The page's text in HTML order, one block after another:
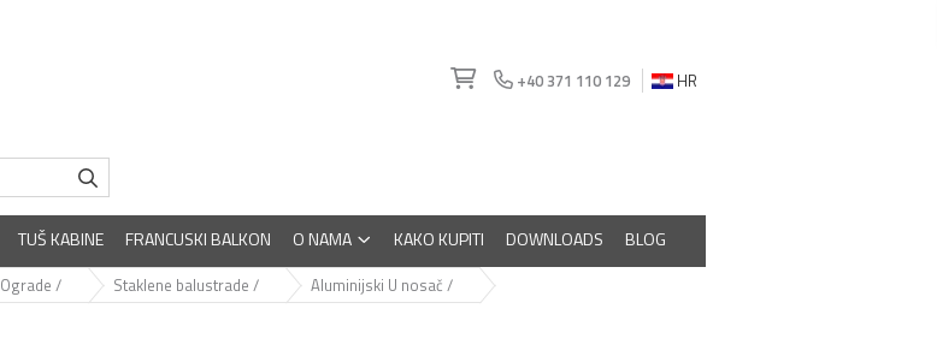
+40 371 110 129 HR
TUŠ KABINE FRANCUSKI BALKON O NAMA KAKO KUPITI DOWNLOADS BLOG
Ograde / Staklene balustrade /
Aluminijski U nosač /